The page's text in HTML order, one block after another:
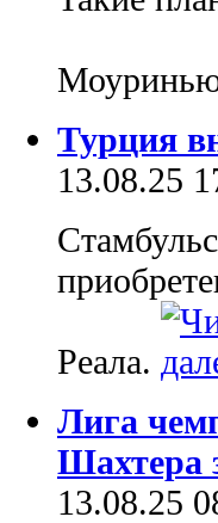
Турция
13.08.25
Реала.
Лига
Шахтера
13.08.25